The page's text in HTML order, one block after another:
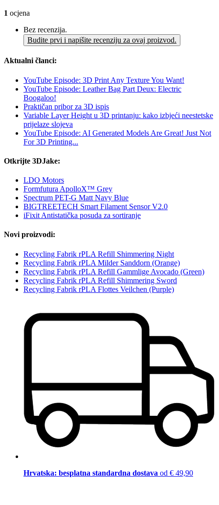
1 ocjena
Bez recenzija.
Budite prvi i napišite recenziju za ovaj proizvod.
Aktualni članci:
YouTube Episode: 3D Print Any Texture You Want!
YouTube Episode: Leather Bag Part Deux: Electric
Boogaloo!
Praktičan pribor za 3D ispis
Variable Layer Height u 3D printanju: kako izbjeći neestetske
prijelaze slojeva
YouTube Episode: AI Generated Models Are Great! Just Not
For 3D Printing...
Otkrijte 3DJake:
LDO Motors
Formfutura ApolloX™ Grey
Spectrum PET-G Matt Navy Blue
BIGTREETECH Smart Filament Sensor V2.0
iFixit Antistatička posuda za sortiranje
Novi proizvodi:
Recycling Fabrik rPLA Refill Shimmering Night
Recycling Fabrik rPLA Milder Sanddorn (Orange)
Recycling Fabrik rPLA Refill Gammlige Avocado (Green)
Recycling Fabrik rPLA Refill Shimmering Sword
Recycling Fabrik rPLA Flottes Veilchen (Purple)
Hrvatska: besplatna standardna dostava od € 49,90